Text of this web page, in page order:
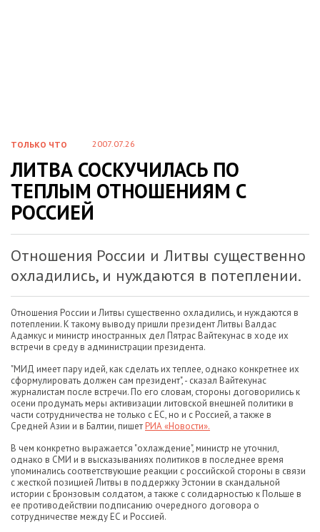
ТОЛЬКО ЧТО 2007.07.26
ЛИТВА СОСКУЧИЛАСЬ ПО
ТЕПЛЫМ ОТНОШЕНИЯМ С
РОССИЕЙ
Отношения России и Литвы существенно
охладились, и нуждаются в потеплении.
Отношения России и Литвы существенно охладились, и нуждаются в
потеплении. К такому выводу пришли президент Литвы Валдас
Адамкус и министр иностранных дел Пятрас Вайтекунас в ходе их
встречи в среду в администрации президента.
"МИД имеет пару идей, как сделать их теплее, однако конкретнее их
сформулировать должен сам президент", - сказал Вайтекунас
журналистам после встречи. По его словам, стороны договорились к
осени продумать меры активизации литовской внешней политики в
части сотрудничества не только с ЕС, но и с Россией, а также в
Средней Азии и в Балтии, пишетРИА «Новости».
В чем конкретно выражается "охлаждение", министр не уточнил,
однако в СМИ и в высказываниях политиков в последнее время
упоминались соответствующие реакции с российской стороны в связи
с жесткой позицией Литвы в поддержку Эстонии в скандальной
истории с Бронзовым солдатом, а также c солидарностью к Польше в
ее противодействии подписанию очередного договора о
сотрудничестве между ЕС и Россией.